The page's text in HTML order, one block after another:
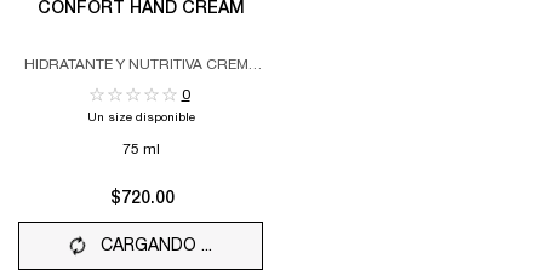
CONFORT HAND CREAM
HIDRATANTE Y NUTRITIVA CREMA
0
Un size disponible
75 ml
$720.00
CARGANDO ...